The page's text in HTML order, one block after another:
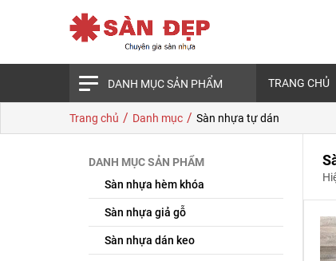
DANH MỤC SẢN PHẨM TRANG CHỦ
Trang chủ / Danh mục / Sàn nhựa tự dán
DANH MỤC SẢN PHẨM
Sàn nhựa hèm khóa
Sàn nhựa giả gỗ
Sàn nhựa dán keo